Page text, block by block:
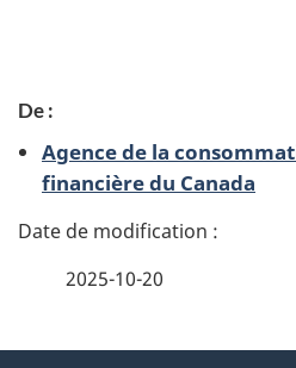
é
a
De :
Agence de la
financière du Canada
2025-10-20